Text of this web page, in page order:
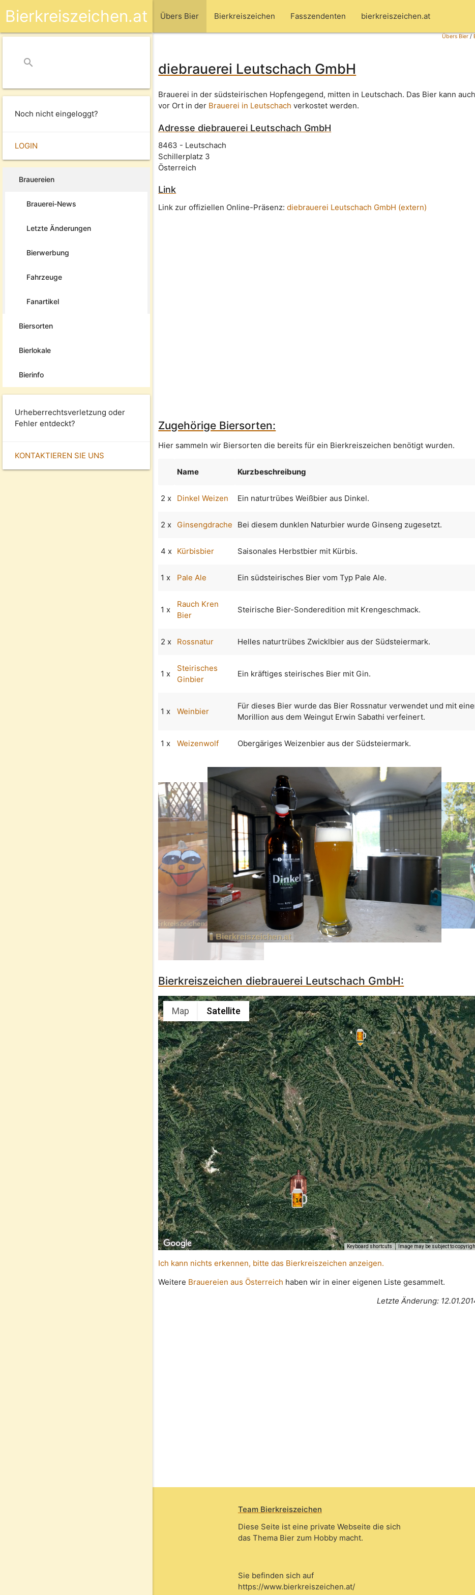
Übers Bier Bierkreiszeichen Fasszendenten bierkreiszeichen.at
Bierkreiszeichen.at
search
Noch nicht eingeloggt?
LOGIN
Brauereien
Brauerei-News
Letzte Änderungen
Bierwerbung
Fahrzeuge
Fanartikel
Biersorten
Bierlokale
Bierinfo
Urheberrechtsverletzung oder
Fehler entdeckt?
KONTAKTIEREN SIE UNS
Übers Bier/
diebrauerei Leutschach GmbH
Brauerei in der südsteirischen Hopfengegend, mitten in Leutschach. Das Bier kann
vor Ort in der Brauerei in Leutschach verkostet werden.
Adresse diebrauerei Leutschach GmbH
8463 - Leutschach
Schillerplatz 3
Österreich
Link
Link zur offiziellen Online-Präsenz:diebrauerei Leutschach GmbH (extern)
Zugehörige Biersorten:
Hier sammeln wir Biersorten die bereits für ein Bierkreiszeichen benötigt wurden.
Name Kurzbeschreibung
2 x Dinkel Weizen Ein naturtrübes Weißbier aus Dinkel.
2 x Ginsengdrache Bei diesem dunklen Naturbier wurde Ginseng zugesetzt.
4 x Kürbisbier Saisonales Herbstbier mit Kürbis.
1 x Pale Ale Ein südsteirisches Bier vom Typ Pale Ale.
1 x
Rauch Kren
Bier
Steirische Bier-Sonderedition mit Krengeschmack.
2 x Rossnatur Helles naturtrübes Zwicklbier aus der Südsteiermark.
1 x
Steirisches
Ginbier
Ein kräftiges steirisches Bier mit Gin.
1 x Weinbier
Für dieses Bier wurde das Bier Rossnatur verwendet und mit
Morillion aus dem Weingut Erwin Sabathi verfeinert.
1 x Weizenwolf Obergäriges Weizenbier aus der Südsteiermark.
Bierkreiszeichen diebrauerei Leutschach GmbH:
14
Map Satellite
Keyboard shortcuts Image may be subject to
Ich kann nichts erkennen, bitte das Bierkreiszeichen anzeigen.
Weitere Brauereien aus Österreich haben wir in einer eigenen Liste gesammelt.
Letzte Änderung:
Team Bierkreiszeichen
Diese Seite ist eine private Webseite die sich
das Thema Bier zum Hobby macht.
Sie befinden sich auf
https://www.bierkreiszeichen.at/